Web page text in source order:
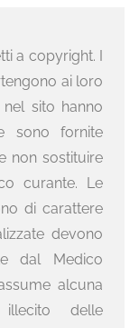
a copyright. I
ai loro
sito hanno
sono fornite
non sostituire
curante. Le
di carattere
devono
dal Medico
alcuna
delle